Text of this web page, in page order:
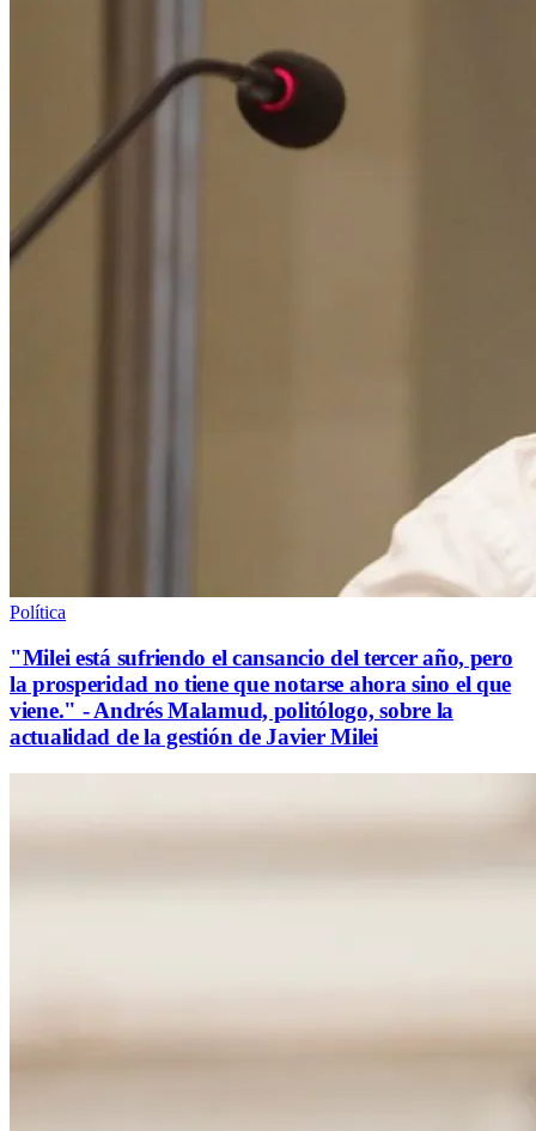
Política
"Milei está sufriendo el cansancio del tercer año, pero
la prosperidad no tiene que notarse ahora sino el que
viene." - Andrés Malamud, politólogo, sobre la
actualidad de la gestión de Javier Milei